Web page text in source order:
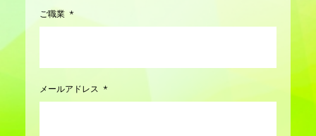
ご職業
メールアドレス